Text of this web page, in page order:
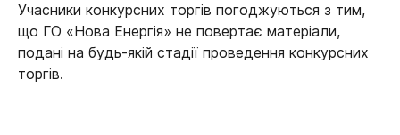
Учасники конкурсних торгів погоджуються з тим,
що ГО «Нова Енергія» не повертає матеріали,
подані на будь-якій стадії проведення конкурсних
торгів.